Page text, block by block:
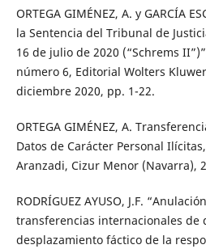
ORTEGA GIMÉNEZ, A. y GARCÍA
la Sentencia del Tribunal de
16 de julio de 2020 (“Schrems
número 6, Editorial Wolters
diciembre 2020, pp. 1-22.
ORTEGA GIMÉNEZ, A.
Datos de Carácter Personal
Aranzadi, Cizur Menor (Navarra),
RODRÍGUEZ AYUSO, J.F.
transferencias internacionales de
desplazamiento fáctico de la